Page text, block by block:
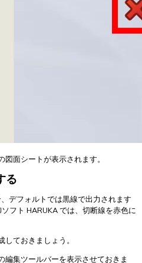
面シートが表示されます。
る
デフォルトでは黒線で出力されます
フト HARUKA では、切断線を赤色に
ておきましょう。
集ツールバーを表示させておきま